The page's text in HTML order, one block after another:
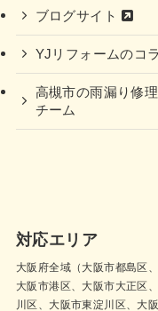
ブログサイト
YJリフォームのコ
高槻市の雨漏り修
チーム
対応エリア
大阪府全域（大阪市都島区
大阪市港区、大阪市大正区
川区、大阪市東淀川区、大